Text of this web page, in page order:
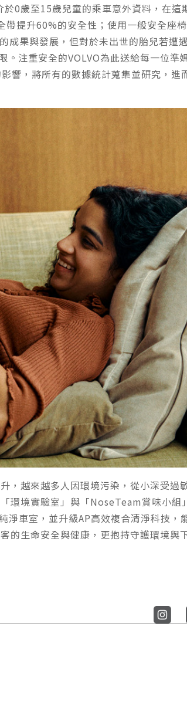
0歲至15歲兒童的乘車意外資料，在這
提升60%的安全性；使用一般安全座
成果與發展，但對於未出世的胎兒若遭
注重安全的VOLVO為此送給每一位準
響，將所有的數據統計蒐集並研究，進
，越來越多人因環境污染，從小深受過
環境實驗室」與「NoseTeam賞味小組
車室，並升級AP高效複合清淨科技，
的生命安全與健康，更抱持守護環境與